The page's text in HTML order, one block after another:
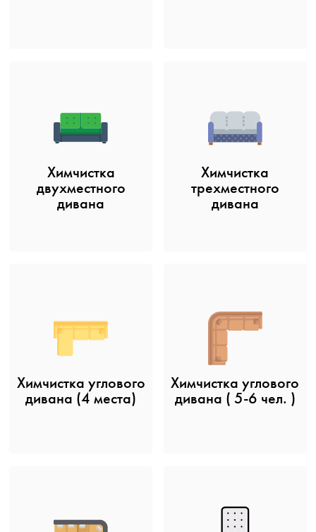
Химчистка
двухместного
дивана
Химчистка
трехместного
дивана
Химчистка углового
дивана (4 места)
Химчистка углового
дивана ( 5-6 чел. )